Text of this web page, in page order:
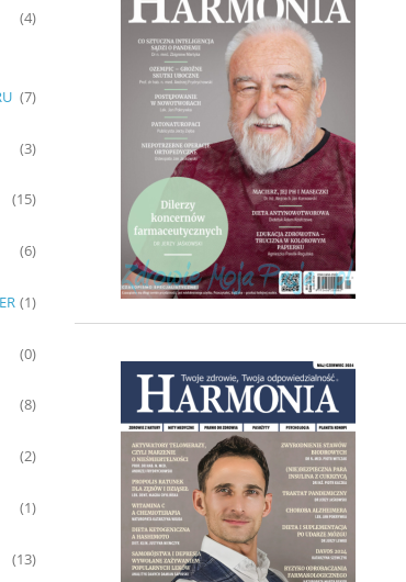
(4)
(7)
(3)
(15)
(6)
(1)
(0)
(8)
(2)
(1)
(13)